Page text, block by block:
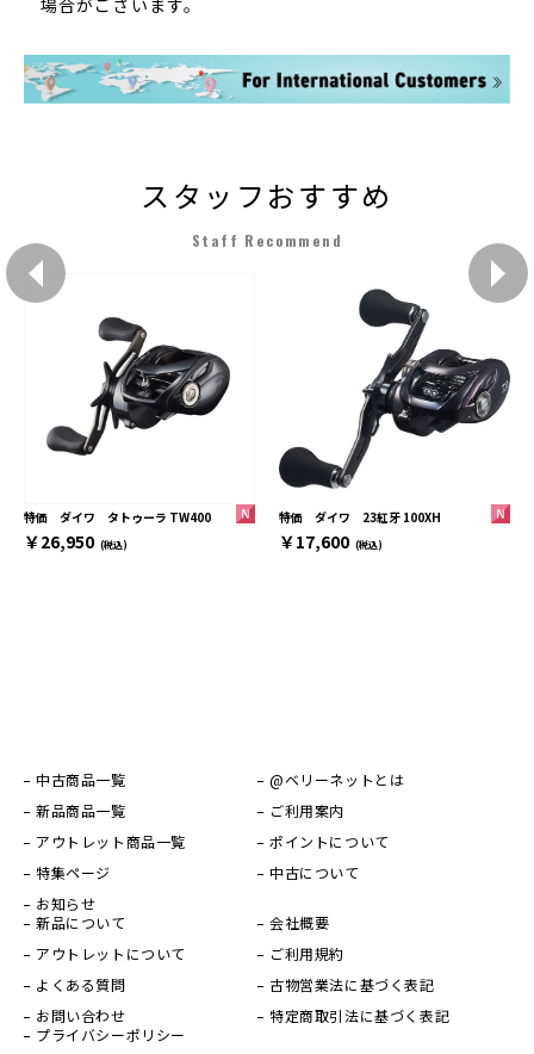
場合がございます。
スタッフおすすめ
Staff Recommend
特価 ダイワ タトゥーラ TW400
￥26,950 (税込)
特価 ダイワ 23紅牙 100XH
￥17,600 (税込)
中古商品一覧
新品商品一覧
アウトレット商品一覧
特集ページ
お知らせ
@ベリーネットとは
ご利用案内
ポイントについて
中古について
新品について
アウトレットについて
よくある質問
お問い合わせ
会社概要
ご利用規約
古物営業法に基づく表記
特定商取引法に基づく表記
プライバシーポリシー